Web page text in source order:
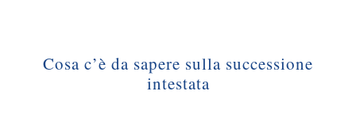
Cosa c’è da sapere sulla successione
intestata